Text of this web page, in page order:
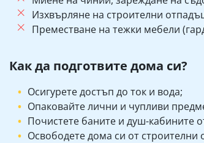
Изхвърляне на строителни
Преместване на тежки мебели
Как да подготвите дома си?
Осигурете достъп до ток и вода;
Опаковайте лични и чупливи
Почистете баните и душ-кабините
Освободете дома си от